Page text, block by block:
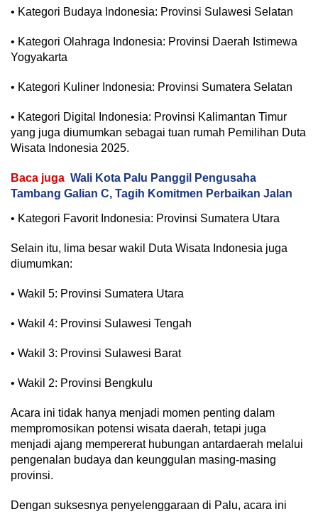
• Kategori Budaya Indonesia: Provinsi Sulawesi Selatan
• Kategori Olahraga Indonesia: Provinsi Daerah Istimewa
Yogyakarta
• Kategori Kuliner Indonesia: Provinsi Sumatera Selatan
• Kategori Digital Indonesia: Provinsi Kalimantan Timur
yang juga diumumkan sebagai tuan rumah Pemilihan Duta
Wisata Indonesia 2025.
Baca juga Wali Kota Palu Panggil Pengusaha
Tambang Galian C, Tagih Komitmen Perbaikan Jalan
• Kategori Favorit Indonesia: Provinsi Sumatera Utara
Selain itu, lima besar wakil Duta Wisata Indonesia juga
diumumkan:
• Wakil 5: Provinsi Sumatera Utara
• Wakil 4: Provinsi Sulawesi Tengah
• Wakil 3: Provinsi Sulawesi Barat
• Wakil 2: Provinsi Bengkulu
Acara ini tidak hanya menjadi momen penting dalam
mempromosikan potensi wisata daerah, tetapi juga
menjadi ajang mempererat hubungan antardaerah melalui
pengenalan budaya dan keunggulan masing-masing
provinsi.
Dengan suksesnya penyelenggaraan di Palu, acara ini